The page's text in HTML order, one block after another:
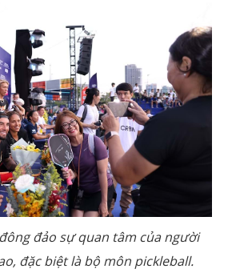
đảo sự quan tâm của người
đặc biệt là bộ môn pickleball.